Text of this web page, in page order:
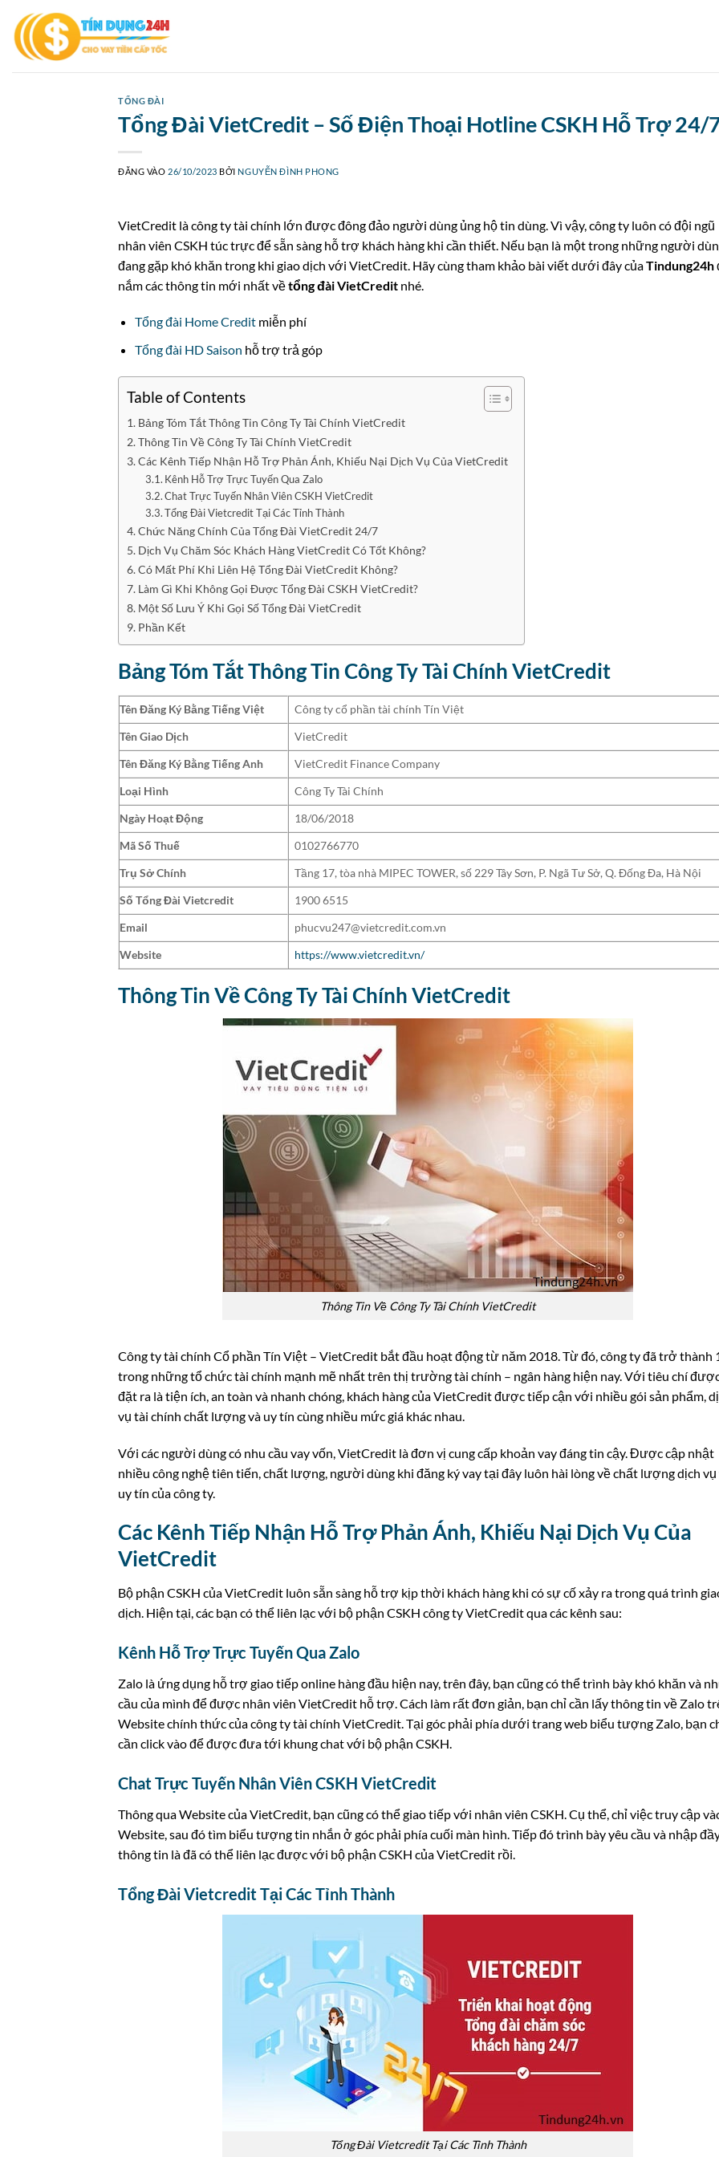
qua
nội
dung
TỔNG ĐÀI
Tổng Đài VietCredit – Số Điện Thoại Hotline CSKH Hỗ Trợ 24/
ĐĂNG VÀO 26/10/2023 BỞI NGUYỄN ĐÌNH PHONG
VietCredit là công ty tài chính lớn được đông đảo người dùng ủng hộ tin dùng. Vì vậy, công ty luôn có đội ngũ
nhân viên CSKH túc trực để sẵn sàng hỗ trợ khách hàng khi cần thiết. Nếu bạn là một trong những người
đang gặp khó khăn trong khi giao dịch với VietCredit. Hãy cùng tham khảo bài viết dưới đây củaTindung24h
nắm các thông tin mới nhất vềtổng đài VietCredit nhé.
Tổng đài Home Creditmiễn phí
Tổng đài HD Saison hỗ trợ trả góp
Table of Contents
Bảng Tóm Tắt Thông Tin Công Ty Tài Chính VietCredit
Thông Tin Về Công Ty Tài Chính VietCredit
Các Kênh Tiếp Nhận Hỗ Trợ Phản Ánh, Khiếu Nại Dịch Vụ Của VietCredit
Kênh Hỗ Trợ Trực Tuyến Qua Zalo
Chat Trực Tuyến Nhân Viên CSKH VietCredit
Tổng Đài Vietcredit Tại Các Tỉnh Thành
Chức Năng Chính Của Tổng Đài VietCredit 24/7
Dịch Vụ Chăm Sóc Khách Hàng VietCredit Có Tốt Không?
Có Mất Phí Khi Liên Hệ Tổng Đài VietCredit Không?
Làm Gì Khi Không Gọi Được Tổng Đài CSKH VietCredit?
Một Số Lưu Ý Khi Gọi Số Tổng Đài VietCredit
Phần Kết
Bảng Tóm Tắt Thông Tin Công Ty Tài Chính VietCredit
Tên Đăng Ký Bằng Tiếng Việt
Công ty cổ phần tài chính Tín Việt
Tên Giao Dịch
VietCredit
Tên Đăng Ký Bằng Tiếng Anh
VietCredit Finance Company
Loại Hình
Công Ty Tài Chính
Ngày Hoạt Động
18/06/2018
Mã Số Thuế
0102766770
Trụ Sở Chính
Tầng 17, tòa nhà MIPEC TOWER, số 229 Tây Sơn, P. Ngã Tư Sở, Q. Đống Đa, Hà Nội
Số Tổng Đài Vietcredit
1900 6515
Email
phucvu247@vietcredit.com.vn
Website
https://www.vietcredit.vn/
Thông Tin Về Công Ty Tài Chính VietCredit
Thông Tin Về Công Ty Tài Chính VietCredit
Công ty tài chính Cổ phần Tín Việt – VietCredit bắt đầu hoạt động từ năm 2018. Từ đó, công ty đã trở thành
trong những tổ chức tài chính mạnh mẽ nhất trên thị trường tài chính – ngân hàng hiện nay. Với tiêu chí
đặt ra là tiện ích, an toàn và nhanh chóng, khách hàng của VietCredit được tiếp cận với nhiều gói sản phẩm,
vụ tài chính chất lượng và uy tín cùng nhiều mức giá khác nhau.
Với các người dùng có nhu cầu vay vốn, VietCredit là đơn vị cung cấp khoản vay đáng tin cậy. Được cập nhật
nhiều công nghệ tiên tiến, chất lượng, người dùng khi đăng ký vay tại đây luôn hài lòng về chất lượng dịch vụ
uy tín của công ty.
Các Kênh Tiếp Nhận Hỗ Trợ Phản Ánh, Khiếu Nại Dịch Vụ Của
VietCredit
Bộ phận CSKH của VietCredit luôn sẵn sàng hỗ trợ kịp thời khách hàng khi có sự cố xảy ra trong quá trình
dịch. Hiện tại, các bạn có thể liên lạc với bộ phận CSKH công ty VietCredit qua các kênh sau:
Kênh Hỗ Trợ Trực Tuyến Qua Zalo
Zalo là ứng dụng hỗ trợ giao tiếp online hàng đầu hiện nay, trên đây, bạn cũng có thể trình bày khó khăn và
cầu của mình để được nhân viên VietCredit hỗ trợ. Cách làm rất đơn giản, bạn chỉ cần lấy thông tin về Zalo
Website chính thức của công ty tài chính VietCredit. Tại góc phải phía dưới trang web biểu tượng Zalo, bạn
cần click vào để được đưa tới khung chat với bộ phận CSKH.
Chat Trực Tuyến Nhân Viên CSKH VietCredit
Thông qua Website của VietCredit, bạn cũng có thể giao tiếp với nhân viên CSKH. Cụ thể, chỉ việc truy cập
Website, sau đó tìm biểu tượng tin nhắn ở góc phải phía cuối màn hình. Tiếp đó trình bày yêu cầu và nhập
thông tin là đã có thể liên lạc được với bộ phận CSKH của VietCredit rồi.
Tổng Đài Vietcredit Tại Các Tỉnh Thành
Tổng Đài Vietcredit Tại Các Tỉnh Thành